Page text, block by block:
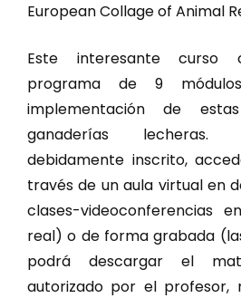
European Collage of Animal
Este interesante curso
programa de 9
implementación de
ganaderías lecheras.
debidamente inscrito,
través de un aula virtual en
clases-videoconferencias
real) o de forma grabada
podrá descargar el
autorizado por el profesor,